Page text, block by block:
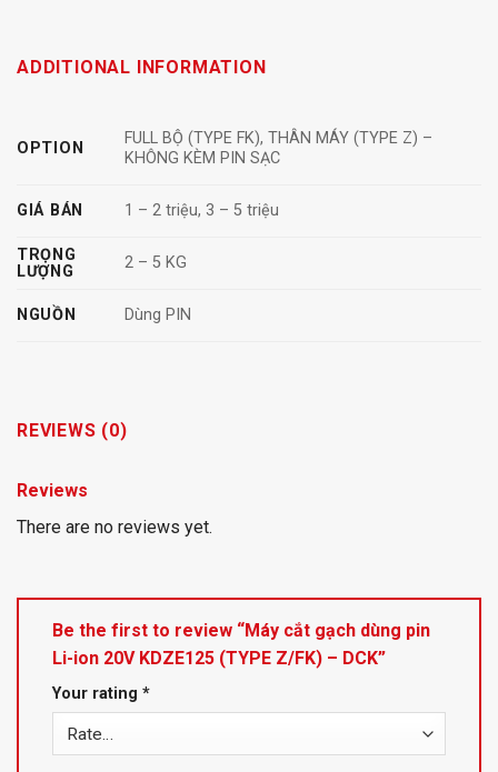
ADDITIONAL INFORMATION
OPTION
FULL BỘ (TYPE FK), THÂN MÁY (TYPE Z) –
KHÔNG KÈM PIN SẠC
GIÁ BÁN 1 – 2 triệu, 3 – 5 triệu
TRỌNG
LƯỢNG
2 – 5 KG
NGUỒN Dùng PIN
REVIEWS (0)
Reviews
There are no reviews yet.
Be the first to review “Máy cắt gạch dùng pin
Li-ion 20V KDZE125 (TYPE Z/FK) – DCK”
Your rating *